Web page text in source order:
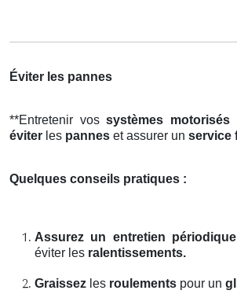
Éviter les pannes
**Entretenir vossystèmes motorisés
éviter les pannes et assurer un service
Quelques conseils pratiques :
Assurez un entretien périodique
éviter les ralentissements.
Graissez les roulements pour un